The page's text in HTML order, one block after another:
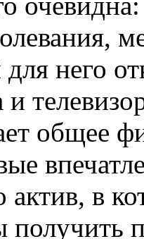
него
общее
актив, в